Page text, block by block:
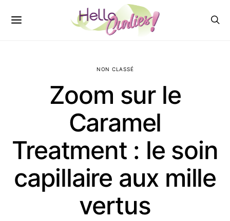
NON CLASSÉ
Zoom sur le
Caramel
Treatment : le soin
capillaire aux mille
vertus